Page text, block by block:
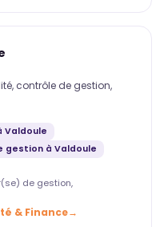
contrôle de gestion,
Valdoule
gestion à Valdoule
de gestion,
& Finance